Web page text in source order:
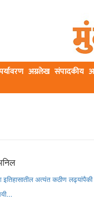
अग्रलेख संपादकीय
इतिहासातील अत्यंत कठीण